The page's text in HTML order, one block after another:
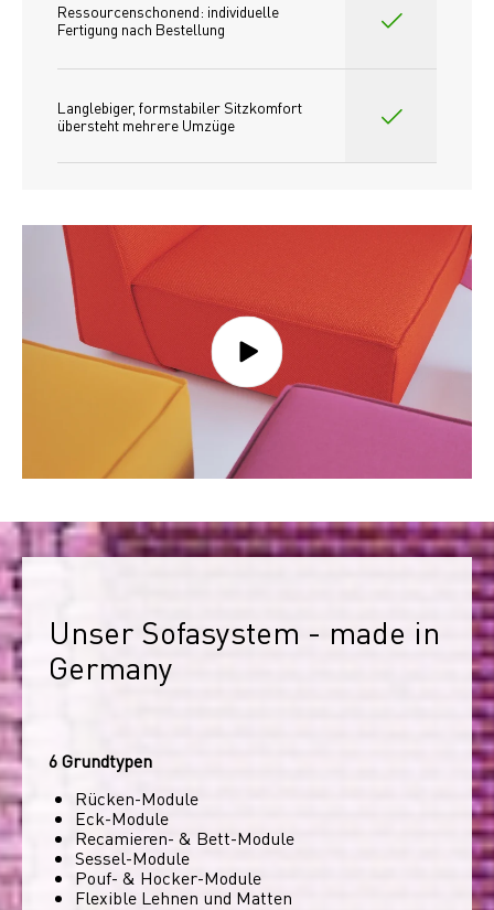
Ressourcenschonend: individuelle
Fertigung nach Bestellung
Langlebiger, formstabiler Sitzkomfort
übersteht mehrere Umzüge
Unser Sofasystem - made in
Germany
6 Grundtypen
Rücken-Module
Eck-Module
Recamieren- & Bett-Module
Sessel-Module
Pouf- & Hocker-Module
Flexible Lehnen und Matten